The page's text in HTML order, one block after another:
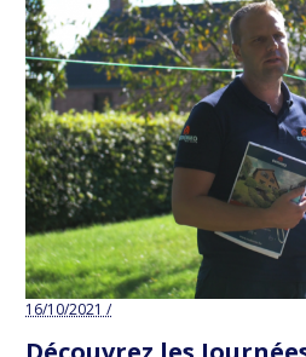
16/10/2021 /